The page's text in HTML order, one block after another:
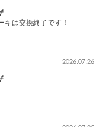
は交換終了です！
2026.07.26